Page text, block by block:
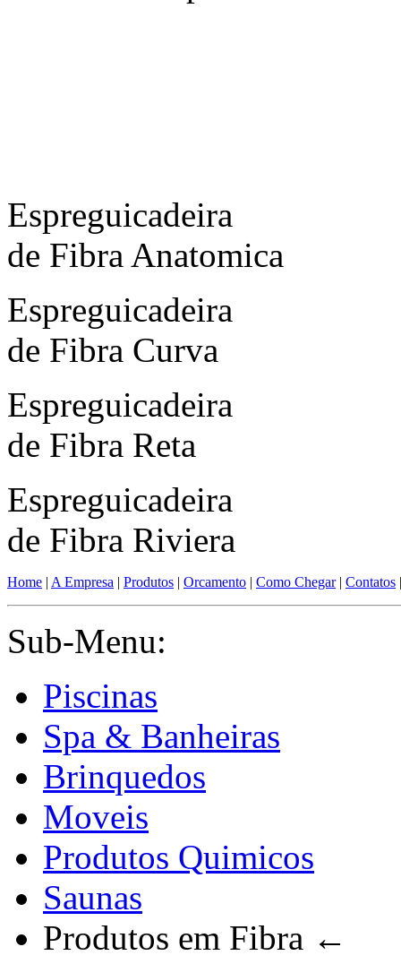
Espreguicadeira
de Fibra Anatomica
Espreguicadeira
de Fibra Curva
Espreguicadeira
de Fibra Reta
Espreguicadeira
de Fibra Riviera
Home | A Empresa | Produtos | Orcamento | Como Chegar| Contatos
Sub-Menu:
Piscinas
Spa & Banheiras
Brinquedos
Moveis
Produtos Quimicos
Saunas
Produtos em Fibra ←